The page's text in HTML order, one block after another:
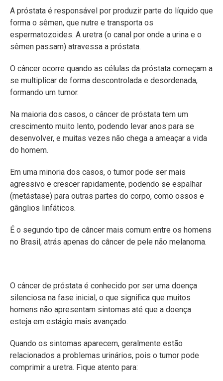
A próstata é responsável por produzir parte do líquido que
forma o sêmen, que nutre e transporta os
espermatozoides. A uretra (o canal por onde a urina e o
sêmen passam) atravessa a próstata.
O câncer ocorre quando as células da próstata começam a
se multiplicar de forma descontrolada e desordenada,
formando um tumor.
Na maioria dos casos, o câncer de próstata tem um
crescimento muito lento, podendo levar anos para se
desenvolver, e muitas vezes não chega a ameaçar a vida
do homem.
Em uma minoria dos casos, o tumor pode ser mais
agressivo e crescer rapidamente, podendo se espalhar
(metástase) para outras partes do corpo, como ossos e
gânglios linfáticos.
É o segundo tipo de câncer mais comum entre os homens
no Brasil, atrás apenas do câncer de pele não melanoma.
O câncer de próstata é conhecido por ser uma doença
silenciosa na fase inicial, o que significa que muitos
homens não apresentam sintomas até que a doença
esteja em estágio mais avançado.
Quando os sintomas aparecem, geralmente estão
relacionados a problemas urinários, pois o tumor pode
comprimir a uretra. Fique atento para: